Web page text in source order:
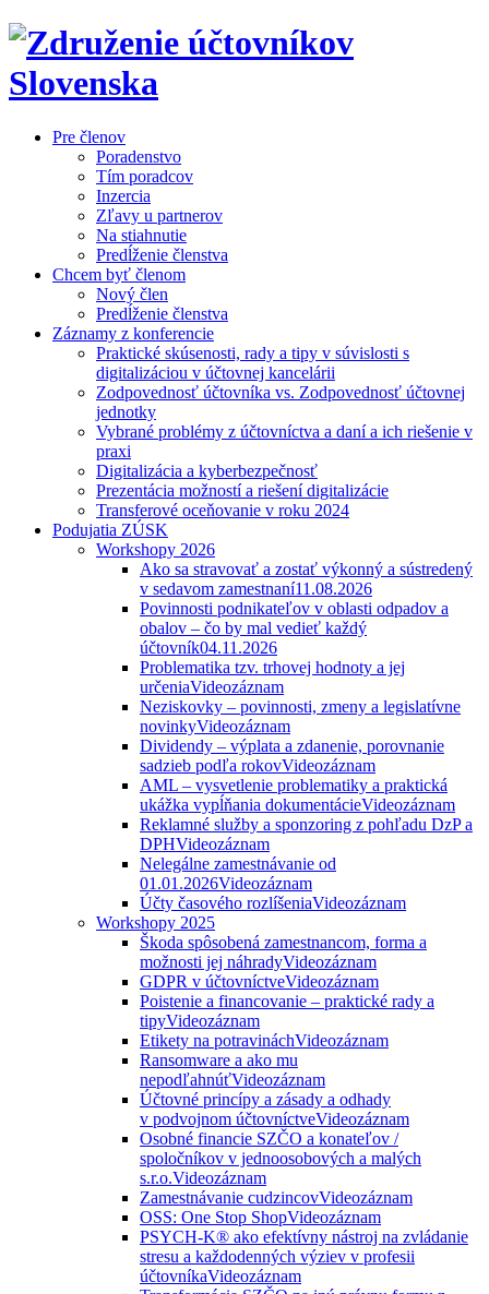
Pre členov
Poradenstvo
Tím poradcov
Inzercia
Zľavy u partnerov
Na stiahnutie
Predĺženie členstva
Chcem byť členom
Nový člen
Predĺženie členstva
Záznamy z konferencie
Praktické skúsenosti, rady a tipy v súvislosti s
digitalizáciou v účtovnej kancelárii
Zodpovednosť účtovníka vs. Zodpovednosť účtovnej
jednotky
Vybrané problémy z účtovníctva a daní a ich riešenie v
praxi
Digitalizácia a kyberbezpečnosť
Prezentácia možností a riešení digitalizácie
Transferové oceňovanie v roku 2024
Podujatia ZÚSK
Workshopy 2026
Ako sa stravovať a zostať výkonný a sústredený
v sedavom zamestnaní11.08.2026
Povinnosti podnikateľov v oblasti odpadov a
obalov – čo by mal vedieť každý
účtovník04.11.2026
Problematika tzv. trhovej hodnoty a jej
určeniaVideozáznam
Neziskovky – povinnosti, zmeny a legislatívne
novinkyVideozáznam
Dividendy – výplata a zdanenie, porovnanie
sadzieb podľa rokovVideozáznam
AML – vysvetlenie problematiky a praktická
ukážka vypĺňania dokumentácieVideozáznam
Reklamné služby a sponzoring z pohľadu DzP a
DPHVideozáznam
Nelegálne zamestnávanie od
01.01.2026Videozáznam
Účty časového rozlíšeniaVideozáznam
Workshopy 2025
Škoda spôsobená zamestnancom, forma a
možnosti jej náhradyVideozáznam
GDPR v účtovníctveVideozáznam
Poistenie a financovanie – praktické rady a
tipyVideozáznam
Etikety na potravináchVideozáznam
Ransomware a ako mu
nepodľahnúťVideozáznam
Účtovné princípy a zásady a odhady
v podvojnom účtovníctveVideozáznam
Osobné financie SZČO a konateľov /
spoločníkov v jednoosobových a malých
s.r.o.Videozáznam
Zamestnávanie cudzincovVideozáznam
OSS: One Stop ShopVideozáznam
PSYCH-K® ako efektívny nástroj na zvládanie
stresu a každodenných výziev v profesii
účtovníkaVideozáznam